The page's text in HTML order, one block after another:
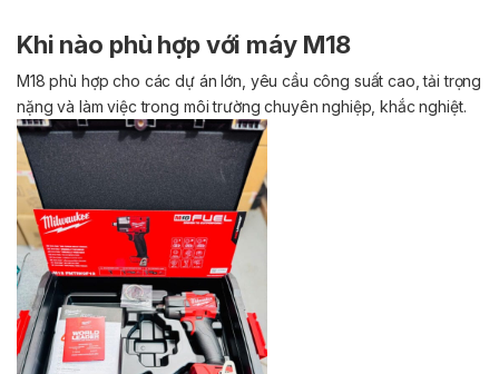
Khi nào phù hợp với máy M18
M18 phù hợp cho các dự án lớn, yêu cầu công suất cao, tải trọng
nặng và làm việc trong môi trường chuyên nghiệp, khắc nghiệt.